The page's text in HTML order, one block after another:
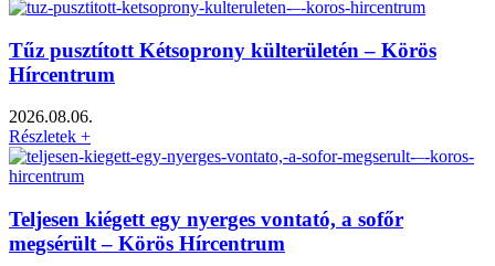
Tűz pusztított Kétsoprony külterületén – Körös
Hírcentrum
2026.08.06.
Részletek +
Teljesen kiégett egy nyerges vontató, a sofőr
megsérült – Körös Hírcentrum